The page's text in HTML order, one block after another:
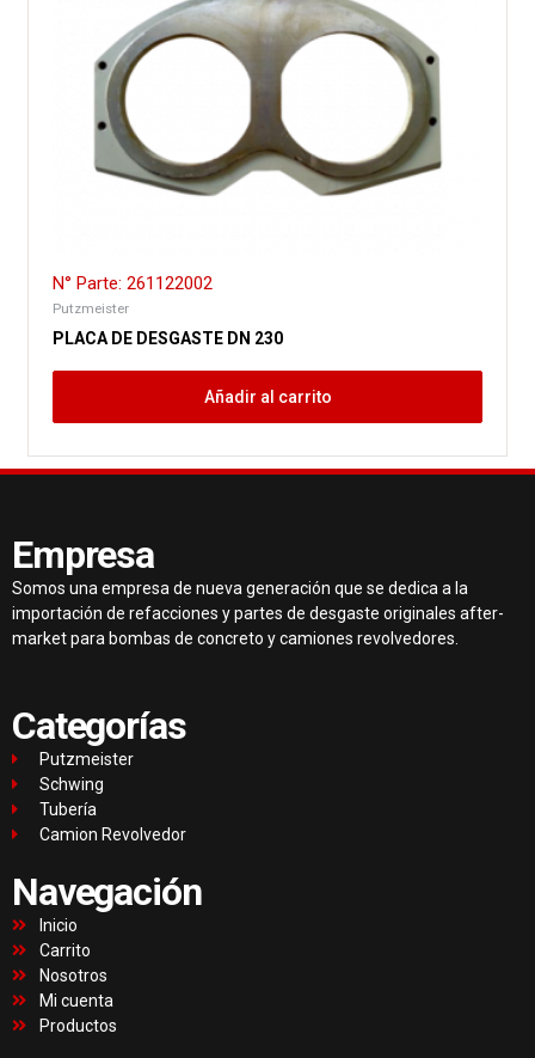
N° Parte: 261122002
Putzmeister
PLACA DE DESGASTE DN 230
Añadir al carrito
Empresa
Somos una empresa de nueva generación que se dedica a la
importación de refacciones y partes de desgaste originales after-
market para bombas de concreto y camiones revolvedores.
Categorías
Putzmeister
Schwing
Tubería
Camion Revolvedor
Navegación
Inicio
Carrito
Nosotros
Mi cuenta
Productos